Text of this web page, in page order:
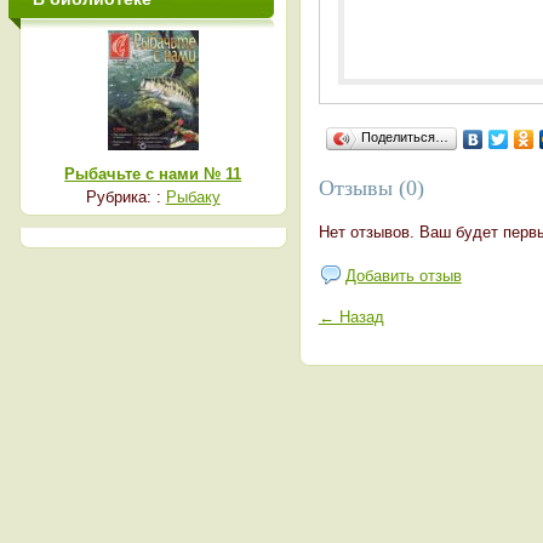
Поделиться…
Отзывы (0)
Нет отзывов. Ваш будет
Добавить отзыв
← Назад
Рыбачьте с нами № 11
Рубрика: : Рыбаку